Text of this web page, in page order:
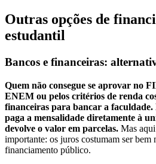
Outras opções de
estudantil
Bancos e financeiras:
Quem não consegue se aprovar no
ENEM ou pelos critérios de renda
financeiras para bancar a faculdade.
paga a mensalidade diretamente à
devolve o valor em parcelas. Mas
importante: os juros costumam ser bem
financiamento público.